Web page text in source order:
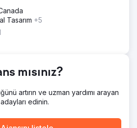
fazla iletişim formu gönderimi ve
alıyoruz. İyi tasarlanmış ve
Gerçekten doğru izlenimi
Park Shield Analitik Direktörü
sayfasına git
Tasarım +5
mısınız?
artırın ve uzman yardımı arayan
edinin.